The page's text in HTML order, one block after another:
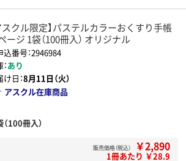
スクル限定】パステルカラーおくすり手帳
ージ 1袋（100冊入） オリジナル
込番号：2946984
あり
日：8月11日（火）
アスクル在庫商品
（100冊入）
販売価格（税込） ￥2,890
1冊あたり ￥28.9